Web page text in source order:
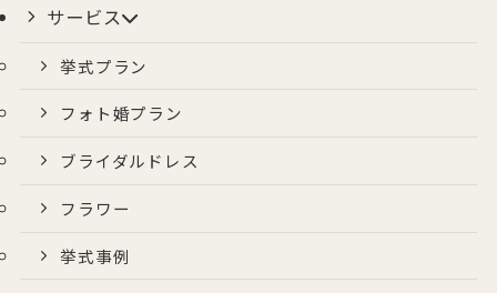
サービス
挙式プラン
フォト婚プラン
ブライダルドレス
フラワー
挙式事例